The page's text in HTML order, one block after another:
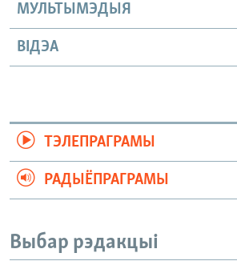
МУЛЬТЫМЭДЫЯ
ВІДЭА
ТЭЛЕПРАГРАМЫ
РАДЫЁПРАГРАМЫ
Выбар рэдакцыі